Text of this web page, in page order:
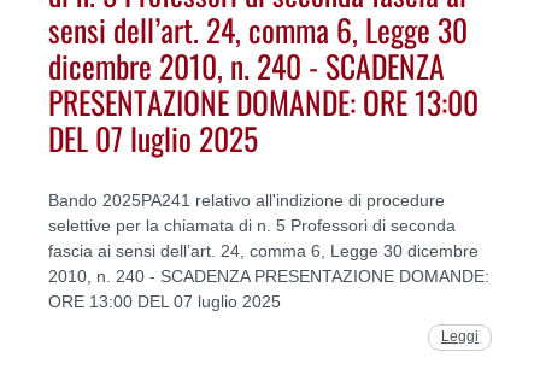
sensi dell’art. 24, comma 6, Legge 30
dicembre 2010, n. 240 - SCADENZA
PRESENTAZIONE DOMANDE: ORE 13:00
DEL 07 luglio 2025
Bando 2025PA241 relativo all'indizione di procedure
selettive per la chiamata di n. 5 Professori di seconda
fascia ai sensi dell’art. 24, comma 6, Legge 30 dicembre
2010, n. 240 - SCADENZA PRESENTAZIONE DOMANDE:
ORE 13:00 DEL 07 luglio 2025
Leggi